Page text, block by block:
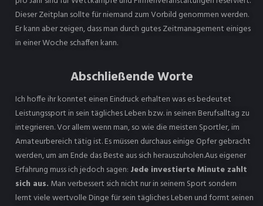
Dieser Zeitplan sollte für niemand zum Vorbild genommen werden.
Er kann aber zeigen, dass man durch gutes Zeitmanagement einiges
in einer Woche schaffen kann.
Abschließende Worte
Ich hoffe ihr konntet einen Eindruck erhalten was es bedeutet
Leistungssport in sein tägliches Leben bzw. in seinen Berufsalltag zu
integrieren. Vor allem wenn man, so wie die meisten Sportler, im
Amateurbereich tätig ist. Es müssen durchaus einige Opfer gebracht
werden, um am Ende das Beste aus sich herauszuholen.Aus eigener
Erfahrung muss ich jedoch sagen: Jede investierte Minute zahlt
sich aus. Man verbessert sich nicht nur in seinem Sport sondern
lernt viele wertvolle Dinge für sein tägliches Leben und formt seinen